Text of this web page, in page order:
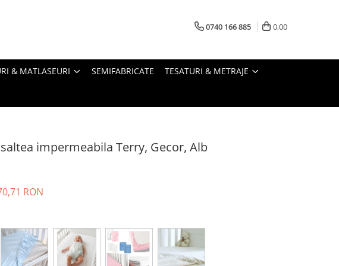
0740 166 885 0,00
& MATLASEURI SEMIFABRICATE TESATURI & METRAJE
impermeabila Terry, Gecor, Alb
RON